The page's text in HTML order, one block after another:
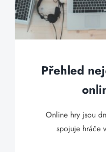
Přehled
Online hry jsou
spojuje hráče